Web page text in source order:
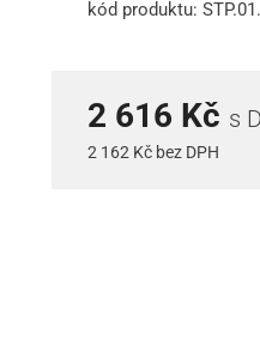
kód produktu:
2 616 Kč s
2 162 Kč bez DPH